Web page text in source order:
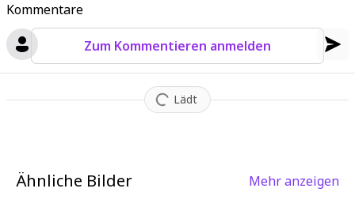
Kommentare
Zum Kommentieren anmelden
Lädt
Ähnliche Bilder Mehr anzeigen